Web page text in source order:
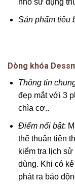
nhỏ sử dụng
Sản phẩm tiêu
Dòng khóa
Thông tin
đẹp mắt với 3
chìa cơ..
Điểm nổi bật:
thể thuận tiện
kiểm tra lịch
dùng. Khi có
phát ra báo